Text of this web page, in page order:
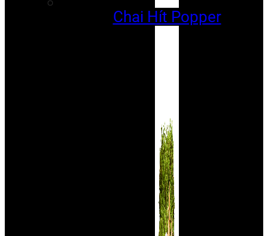
Chai Hít Popper